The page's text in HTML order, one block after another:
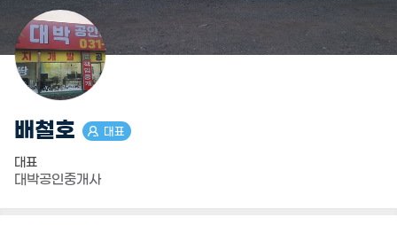
배철호 대표
대표
대박공인중개사